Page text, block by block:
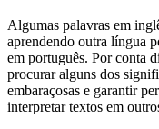
Algumas palavras em
aprendendo outra língua
em português. Por conta
procurar alguns dos
embaraçosas e garantir
interpretar textos em